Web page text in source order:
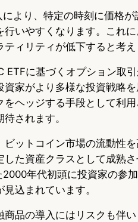
により、特定の時刻に価格
行いやすくなります。これ
ティリティが低下すると考え
ETFに基づくオプション取
資家がより多様な投資戦略
をヘッジする手段として利
されます。
ビットコイン市場の流動性
した資産クラスとして成熟
年代初頭に投資家の参
込まれています。
商品の導入にはリスクも伴